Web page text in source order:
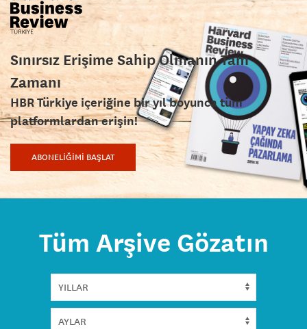
Sınırsız Erişime Sahip Olmanın Tam
Zamanı
HBR Türkiye içeriğine bir yıl boyunca tüm
platformlardan erişin!
ABONELİĞİMİ BAŞLAT
Tüm Arşive Gözatın